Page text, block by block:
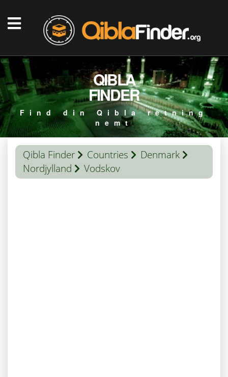
QIBLA
FINDER
Find din Qibla retning
nemt
Qibla Finder Countries
Denmark
Nordjylland
Vodskov